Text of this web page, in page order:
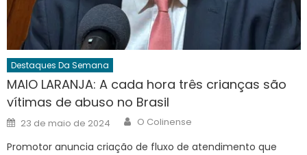
Destaques Da Semana
MAIO LARANJA: A cada hora três crianças são
vítimas de abuso no Brasil
Posted
on
23 de maio de 2024 Author
O Colinense
Promotor anuncia criação de fluxo de atendimento que